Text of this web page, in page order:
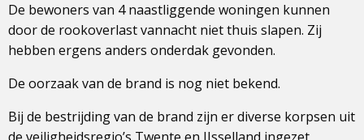
De bewoners van 4 naastliggende woningen kunnen
door de rookoverlast vannacht niet thuis slapen. Zij
hebben ergens anders onderdak gevonden.
De oorzaak van de brand is nog niet bekend.
Bij de bestrijding van de brand zijn er diverse korpsen uit